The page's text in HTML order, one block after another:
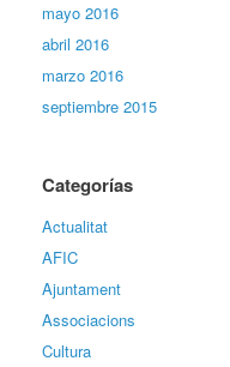
mayo 2016
abril 2016
marzo 2016
septiembre 2015
Categorías
Actualitat
AFIC
Ajuntament
Associacions
Cultura